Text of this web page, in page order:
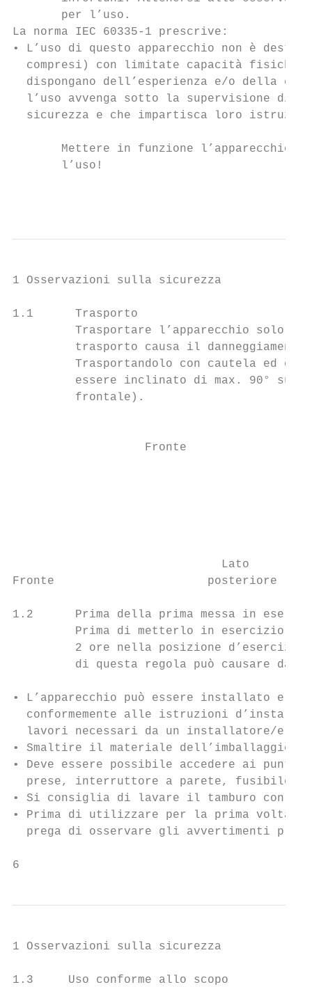
       per l’uso.
La norma IEC 60335-1 prescrive:
• L’uso di questo apparecchio non è
compresi) con limitate capacità
dispongano dell’esperienza e/o della
l’uso avvenga sotto la supervisione di
sicurezza e che impartisca loro
Mettere in funzione l’apparecchio
       l’uso!
1 Osservazioni sulla sicurezza
1.1      Trasporto
Trasportare l’apparecchio solo
trasporto causa il danneggiamento
Trasportandolo con cautela ed
essere inclinato di max. 90° sul
         frontale).
                   Fronte
Lato
Fronte                      posteriore
1.2      Prima della prima messa in
Prima di metterlo in esercizio,
2 ore nella posizione
di questa regola può causare
• L’apparecchio può essere installato e
conformemente alle istruzioni
lavori necessari da un installatore/
• Smaltire il materiale dell’imballaggio
• Deve essere possibile accedere ai
  prese, interruttore a parete, fusibile).
• Si consiglia di lavare il tamburo con un
• Prima di utilizzare per la prima volta
prega di osservare gli avvertimenti
6
1 Osservazioni sulla sicurezza
1.3     Uso conforme allo scopo